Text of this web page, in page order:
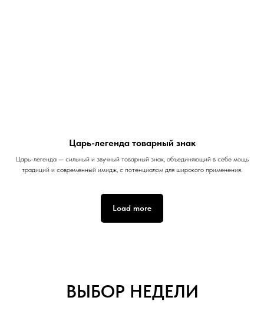
Царь-легенда товарный знак
Царь-легенда — сильный и звучный товарный знак, объединяющий в себе мощь
традиций и современный имидж, с потенциалом для широкого применения.
Load more
ВЫБОР НЕДЕЛИ